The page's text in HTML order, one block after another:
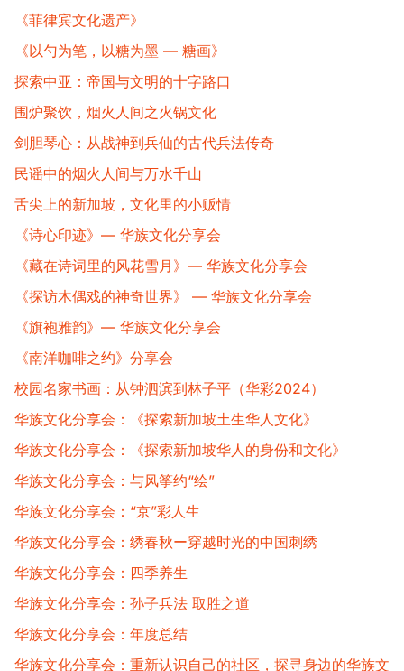
《菲律宾文化遗产》
《以勺为笔，以糖为墨 — 糖画》
探索中亚：帝国与文明的十字路口
围炉聚饮，烟火人间之火锅文化
剑胆琴心：从战神到兵仙的古代兵法传奇
民谣中的烟火人间与万水千山
舌尖上的新加坡，文化里的小贩情
《诗心印迹》— 华族文化分享会
《藏在诗词里的风花雪月》— 华族文化分享会
《探访木偶戏的神奇世界》 — 华族文化分享会
《旗袍雅韵》— 华族文化分享会
《南洋咖啡之约》分享会
校园名家书画：从钟泗滨到林子平（华彩2024）
华族文化分享会：《探索新加坡土生华人文化》
华族文化分享会：《探索新加坡华人的身份和文化》
华族文化分享会：与风筝约“绘”
华族文化分享会：“京”彩人生​
华族文化分享会：绣春秋ー穿越时光的中国刺绣
华族文化分享会：四季养生​
华族文化分享会：孙子兵法 取胜之道
华族文化分享会：年度总结
华族文化分享会：重新认识自己的社区，探寻身边的华族文